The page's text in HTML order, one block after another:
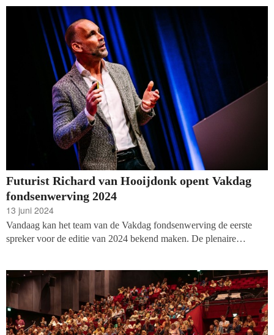
Futurist Richard van Hooijdonk opent Vakdag
fondsenwerving 2024
13 juni 2024
Vandaag kan het team van de Vakdag fondsenwerving de eerste
spreker voor de editie van 2024 bekend maken. De plenaire